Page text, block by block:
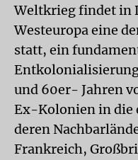
Weltkrieg findet in
Westeuropa eine
statt, ein
und 60er- Jahren
Ex-Kolonien in
deren
Frankreich,